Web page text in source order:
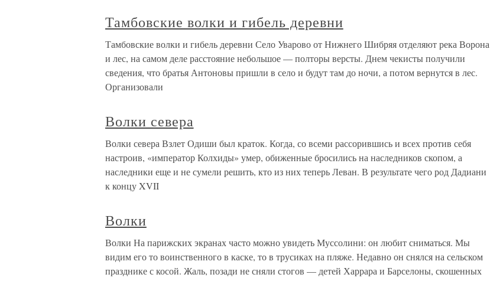
Тамбовские волки и гибель деревни
Тамбовские волки и гибель деревни Село Уварово от Нижнего Шибряя отделяют река Ворона
и лес, на самом деле расстояние небольшое — полторы версты. Днем чекисты получили
сведения, что братья Антоновы пришли в село и будут там до ночи, а потом вернутся в лес.
Организовали
Волки севера
Волки севера Взлет Одиши был краток. Когда, со всеми рассорившись и всех против себя
настроив, «император Колхиды» умер, обиженные бросились на наследников скопом, а
наследники еще и не сумели решить, кто из них теперь Леван. В результате чего род Дадиани
к концу XVII
Волки
Волки На парижских экранах часто можно увидеть Муссолини: он любит сниматься. Мы
видим его то воинственного в каске, то в трусиках на пляже. Недавно он снялся на сельском
празднике с косой. Жаль, позади не сняли стогов — детей Харрара и Барселоны, скошенных